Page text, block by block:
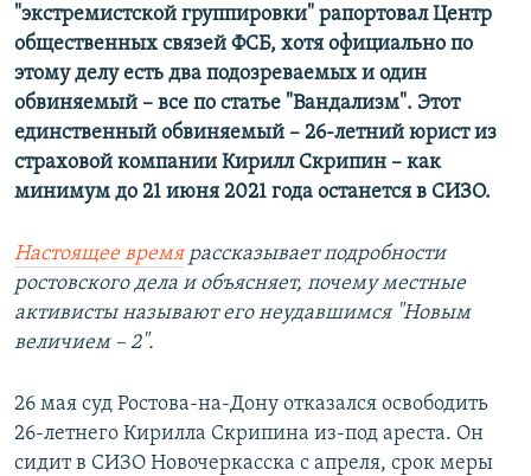
"экстремистской группировки" рапортовал Центр
общественных связей ФСБ, хотя официально по
этому делу есть два подозреваемых и один
обвиняемый – все по статье "Вандализм". Этот
единственный обвиняемый – 26-летний юрист из
страховой компании Кирилл Скрипин – как
минимум до 21 июня 2021 года останется в СИЗО.
Настоящее времярассказывает подробности
ростовского дела и объясняет, почему местные
активисты называют его неудавшимся "Новым
величием – 2".
26 мая суд Ростова-на-Дону отказался освободить
26-летнего Кирилла Скрипина из-под ареста. Он
сидит в СИЗО Новочеркасска с апреля, срок меры